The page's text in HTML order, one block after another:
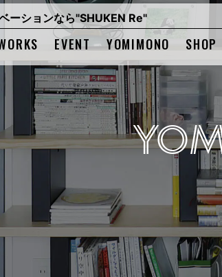
ーションなら"SHUKEN Re"
EVENT YOMIMONO SHOP